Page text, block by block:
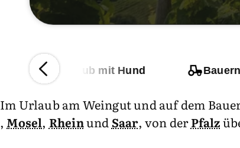
Urlaub mit Hund
Im Urlaub am Weingut und auf dem
,Mosel, RheinundSaar, von derPfalz